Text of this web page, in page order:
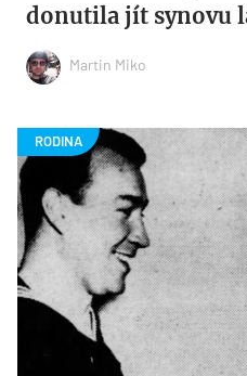
donutila jít synovu
Martin Miko